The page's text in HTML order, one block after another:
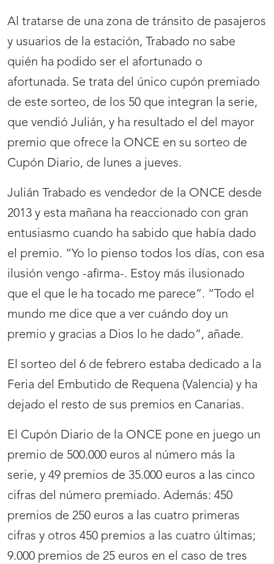
Al tratarse de una zona de tránsito de pasajeros
y usuarios de la estación, Trabado no sabe
quién ha podido ser el afortunado o
afortunada. Se trata del único cupón premiado
de este sorteo, de los 50 que integran la serie,
que vendió Julián, y ha resultado el del mayor
premio que ofrece la ONCE en su sorteo de
Cupón Diario, de lunes a jueves.
Julián Trabado es vendedor de la ONCE desde
2013 y esta mañana ha reaccionado con gran
entusiasmo cuando ha sabido que había dado
el premio. “Yo lo pienso todos los días, con esa
ilusión vengo -afirma-. Estoy más ilusionado
que el que le ha tocado me parece”. “Todo el
mundo me dice que a ver cuándo doy un
premio y gracias a Dios lo he dado”, añade.
El sorteo del 6 de febrero estaba dedicado a la
Feria del Embutido de Requena (Valencia) y ha
dejado el resto de sus premios en Canarias.
El Cupón Diario de la ONCE pone en juego un
premio de 500.000 euros al número más la
serie, y 49 premios de 35.000 euros a las cinco
cifras del número premiado. Además: 450
premios de 250 euros a las cuatro primeras
cifras y otros 450 premios a las cuatro últimas;
9.000 premios de 25 euros en el caso de tres